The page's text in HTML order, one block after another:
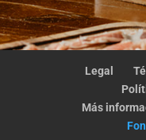
Legal
Más